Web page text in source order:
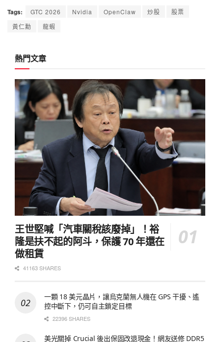
Tags: GTC 2026 Nvidia OpenClaw 炒股
股票
黃仁勳
龍蝦
熱門文章
王世堅喊「汽車關稅該廢掉」！裕
隆是扶不起的阿斗，保護 70 年還在
做租賃
41163 SHARES
一顆 18 美元晶片，讓烏克蘭無人機在 GPS 干擾、遙
控中斷下，仍可自主鎖定目標
22396 SHARES
美光關掉 Crucial 後出保固改退現金！網友送修 DDR5